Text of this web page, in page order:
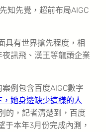
知先覺，超前布局AIGC
具有世界搶先程度，相
訊飛、漢王等龍頭企業
例包含百度AIGC數字
，她身邊缺少這樣的人
的，記者清楚到，百度
于本年3月份完成內測，